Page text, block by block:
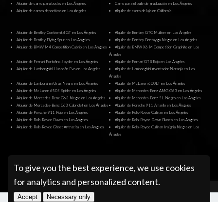
Alquiler de carro para bodas en Los Ángeles
Carro para el baile de graduación en Los Ángeles
Alquiler de carros deportivos en Los Ángeles
Alquiler de carro de lujo en California
Alquiler de Bentley Continental GT en Los Ángeles
Alquiler de Bentley GTC Mulliner en Los Ángeles
Alquiler de Bentley Flying Spur en Los Ángeles
Alquiler de Bentley Bentayga Negro en Los Ángeles
Alquiler de BMW M4 Competition Cabrio en Los Ángeles
Alquiler de BMW X6 M Competition Graphite en Los
Ángeles
Alquiler de Ferrari Portofino Spyder en Los Ángeles
Alquiler de Ferrari GTB Rojo en Los Ángeles
Alquiler de Lamborghini Huracán Evo en Los Ángeles
Alquiler de Lamborghini Aventador Naranja en Los
Ángeles
Alquiler de Lamborghini Urus Negro en Los Ángeles
Alquiler de McLaren 600LT en Los Ángeles
Alquiler de McLaren 650S Spider en Los Ángeles
Alquiler de Mercedes-Benz AMG G63 en Los Ángeles
Alquiler de Mercedes-Benz G63 Negro en Los Ángeles
Alquiler de Mercedes-Benz SL Negro en Los Ángeles
Alquiler de Mercedes-Benz C63 Cabriolet en Los Ángeles
Alquiler de Porsche 911 Amarillo en Los Ángeles
Alquiler de Porsche 911 Rojo en Los Ángeles
Alquiler de Rolls-Royce Cullinan en Los Ángeles
Alquiler de Rolls-Royce Dawn en Los Ángeles
Alquiler de Rolls-Royce Dawn Blanco en Los Ángeles
Alquiler de Rolls-Royce Ghost Antracita en Los Ángeles
Alquiler de Rolls-Royce Cullinan Insignia Negra en Los
Ángeles
To give you the best experience, we use cookies
for analytics and personalized content.
Accept Necessary only